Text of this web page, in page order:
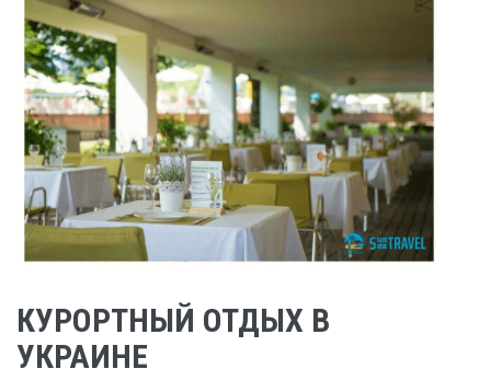
КУРОРТНЫЙ ОТДЫХ В
УКРАИНЕ